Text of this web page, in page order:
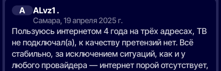
A ALvz1 .
Самара, 19 апреля 2025 г.
Пользуюсь интернетом 4 года на трёх адресах, ТВ
не подключал(а), к качеству претензий нет. Всё
стабильно, за исключением ситуаций, как и у
любого провайдера — интернет порой отсутствует,